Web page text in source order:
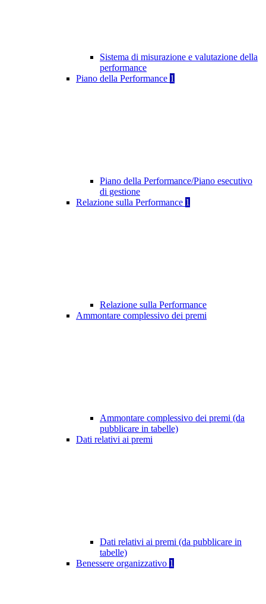
Sistema di misurazione e valutazione della
performance
Piano della Performance 1
Piano della Performance/Piano esecutivo
di gestione
Relazione sulla Performance 1
Relazione sulla Performance
Ammontare complessivo dei premi
Ammontare complessivo dei premi (da
pubblicare in tabelle)
Dati relativi ai premi
Dati relativi ai premi (da pubblicare in
tabelle)
Benessere organizzativo 1